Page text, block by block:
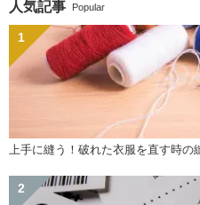
人気記事 Popular
上手に縫う！破れた衣服を直す時の